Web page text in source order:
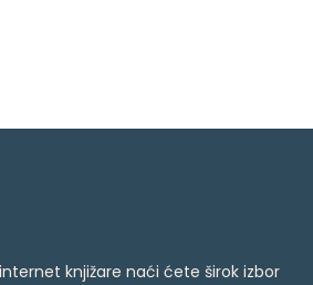
knjižare naći ćete širok izbor